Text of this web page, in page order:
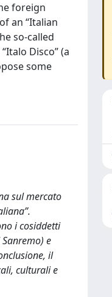
foreign
an “Italian
so-called
Disco” (a
some
sul mercato
i cosiddetti
e
il
culturali e